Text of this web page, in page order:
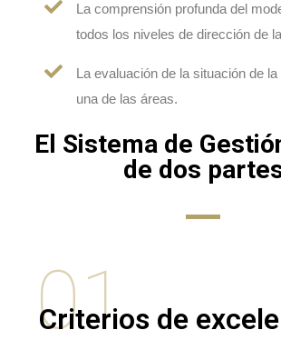
La comprensión profunda del
todos los niveles de dirección de
La evaluación de la situación de
una de las áreas.
El Sistema de
de dos
01
Criterios de